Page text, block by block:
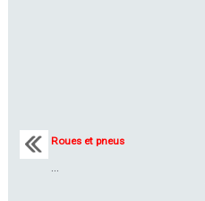
Roues et pneus